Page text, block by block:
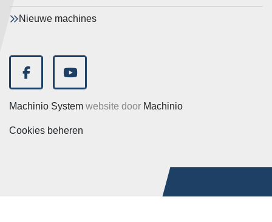
Nieuwe machines
facebookyoutube
Machinio System website door Machinio
Cookies beheren